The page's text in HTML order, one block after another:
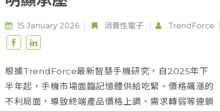
15 January 2026 消費性電子 TrendForce
根據TrendForce最新智慧手機研究，自2025年下
半年起，手機市場面臨記憶體供給吃緊、價格飆漲的
不利局面，導致終端產品價格上調、需求轉弱等連鎖